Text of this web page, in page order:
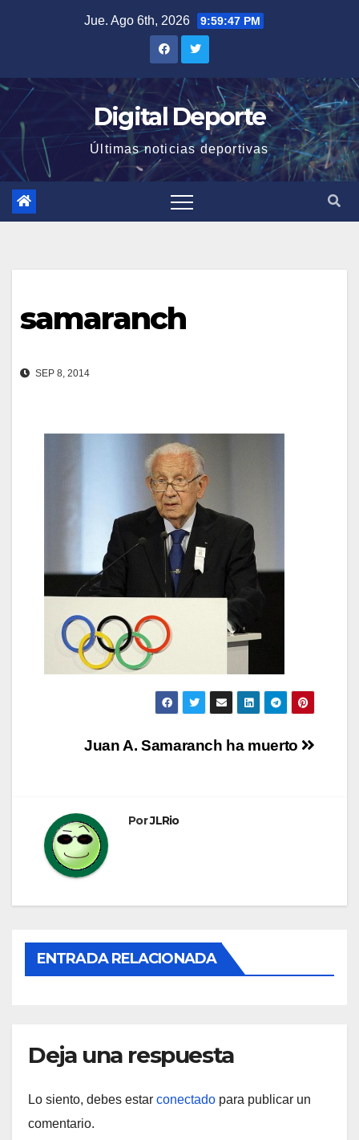
Jue. Ago 6th, 2026 9:59:47 PM
Digital Deporte
Últimas noticias deportivas
samaranch
SEP 8, 2014
Navegación
entradas
Juan A. Samaranch ha muerto
PorJLRio
ENTRADA RELACIONADA
Deja una respuesta
Lo siento, debes estar conectado para publicar un
comentario.